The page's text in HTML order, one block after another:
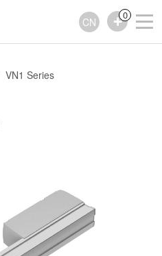
CN
0
VN1 Series